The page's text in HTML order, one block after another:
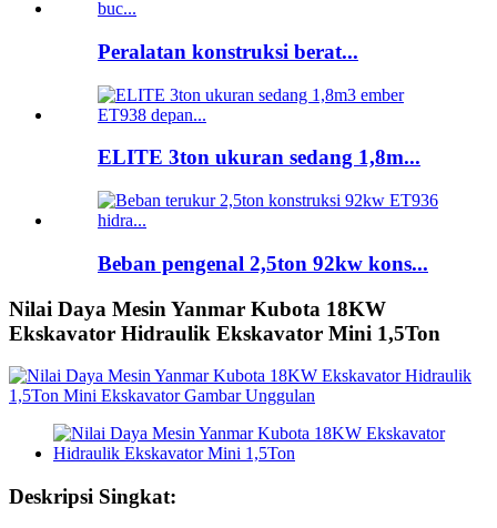
Peralatan konstruksi berat...
ELITE 3ton ukuran sedang 1,8m...
Beban pengenal 2,5ton 92kw kons...
Nilai Daya Mesin Yanmar Kubota 18KW
Ekskavator Hidraulik Ekskavator Mini 1,5Ton
Deskripsi Singkat: